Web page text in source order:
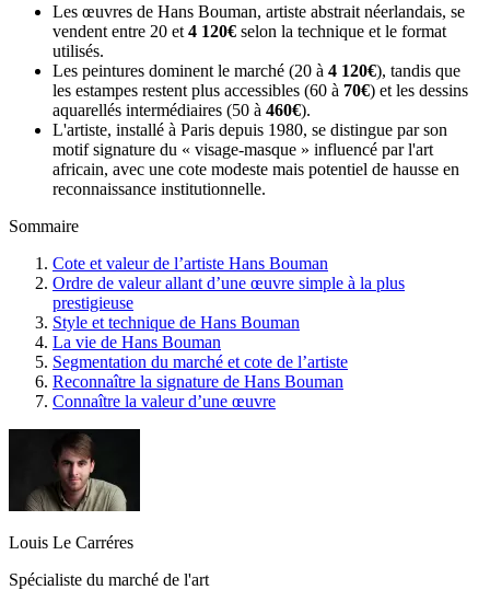
Les œuvres de Hans Bouman, artiste abstrait néerlandais, se
vendent entre 20 et 4 120€ selon la technique et le format
utilisés.
Les peintures dominent le marché (20 à 4 120€), tandis que
les estampes restent plus accessibles (60 à 70€) et les dessins
aquarellés intermédiaires (50 à 460€).
L'artiste, installé à Paris depuis 1980, se distingue par son
motif signature du « visage-masque » influencé par l'art
africain, avec une cote modeste mais potentiel de hausse en
reconnaissance institutionnelle.
Sommaire
Cote et valeur de l’artiste Hans Bouman
Ordre de valeur allant d’une œuvre simple à la plus
prestigieuse
Style et technique de Hans Bouman
La vie de Hans Bouman
Segmentation du marché et cote de l’artiste
Reconnaître la signature de Hans Bouman
Connaître la valeur d’une œuvre
Louis Le Carréres
Spécialiste du marché de l'art